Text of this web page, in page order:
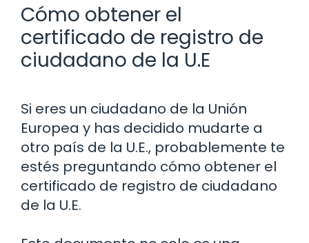
Cómo obtener el
certificado de registro de
ciudadano de la U.E
Si eres un ciudadano de la Unión
Europea y has decidido mudarte a
otro país de la U.E., probablemente te
estés preguntando cómo obtener el
certificado de registro de ciudadano
de la U.E.